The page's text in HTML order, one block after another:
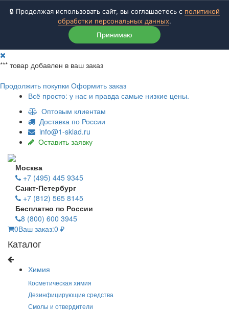
🔒 Продолжая использовать сайт, вы соглашаетесь с политикой
обработки персональных данных.
Принимаю
*** товар добавлен в ваш заказ
Продолжить покупки Оформить заказ
Всё просто: у нас и правда самые низкие цены.
Оптовым клиентам
Доставка по России
info@1-sklad.ru
Оставить заявку
Москва
+7 (495) 445 9345
Санкт-Петербург
+7 (812) 565 8145
Бесплатно по России
8 (800) 600 3945
0Ваш заказ:0 ₽
Каталог
Химия
Косметическая химия
Дезинфицирующие средства
Смолы и отвердители